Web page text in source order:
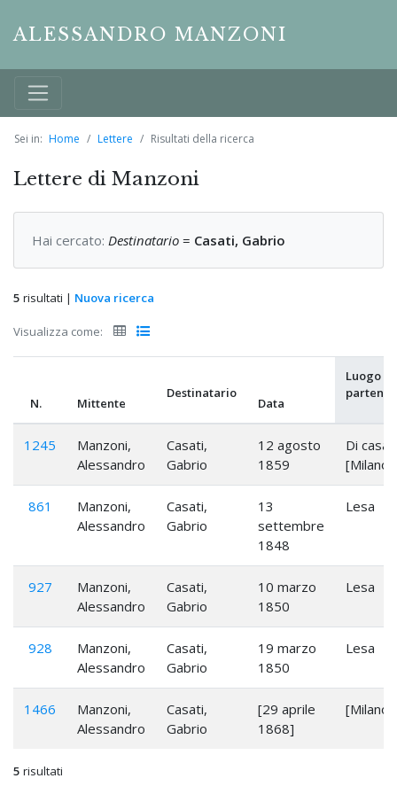
ALESSANDRO MANZONI
Sei in: Home Lettere Risultati della ricerca
Lettere di Manzoni
Hai cercato: Destinatario = Casati, Gabrio
5 risultati | Nuova ricerca
Visualizza come:
N. Mittente
Destinatario
Data
Luogo di
partenza
1245
Manzoni,
Alessandro
Casati,
Gabrio
12 agosto
1859
Di casa
[Milano]
861
Manzoni,
Alessandro
Casati,
Gabrio
13
settembre
1848
Lesa
927
Manzoni,
Alessandro
Casati,
Gabrio
10 marzo
1850
Lesa
928
Manzoni,
Alessandro
Casati,
Gabrio
19 marzo
1850
Lesa
1466
Manzoni,
Alessandro
Casati,
Gabrio
[29 aprile
1868]
[Milano]
5 risultati